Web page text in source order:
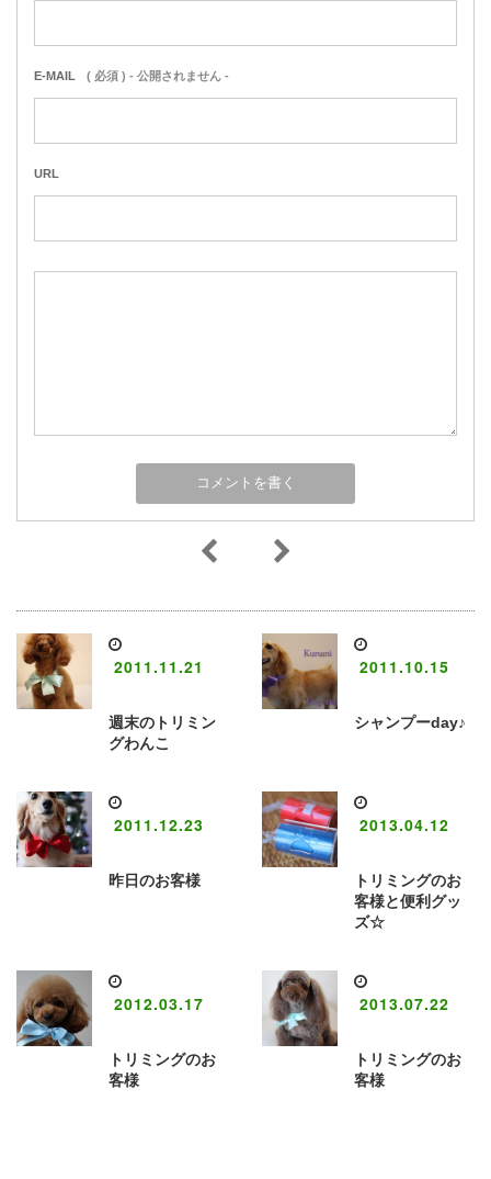
E-MAIL ( 必須 ) - 公開されません -
URL
2011.11.21
週末のトリミン
グわんこ
2011.10.15
シャンプーday♪
2011.12.23
昨日のお客様
2013.04.12
トリミングのお
客様と便利グッ
ズ☆
2012.03.17
トリミングのお
客様
2013.07.22
トリミングのお
客様